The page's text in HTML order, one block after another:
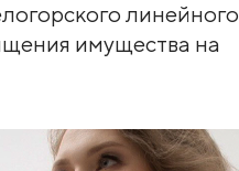
линейного
имущества на